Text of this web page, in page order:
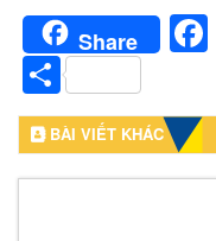
Share
Share
BÀI VIẾT KHÁC